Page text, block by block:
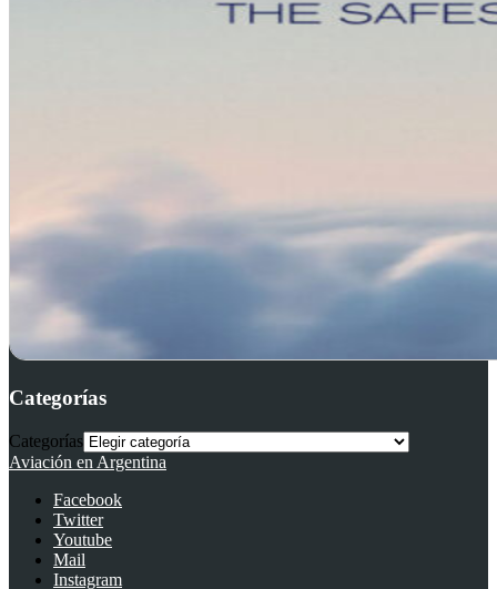
Categorías
Categorías
Aviación en Argentina
Facebook
Twitter
Youtube
Mail
Instagram